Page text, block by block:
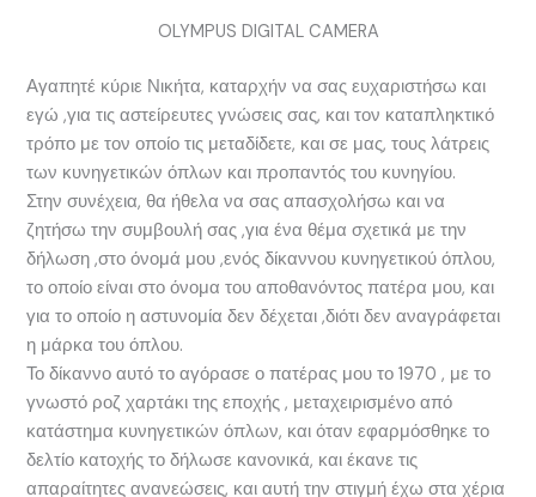
OLYMPUS DIGITAL CAMERA
Αγαπητέ κύριε Νικήτα, καταρχήν να σας ευχαριστήσω και
εγώ ,για τις αστείρευτες γνώσεις σας, και τον καταπληκτικό
τρόπο με τον οποίο τις μεταδίδετε, και σε μας, τους λάτρεις
των κυνηγετικών όπλων και προπαντός του κυνηγίου.
Στην συνέχεια, θα ήθελα να σας απασχολήσω και να
ζητήσω την συμβουλή σας ,για ένα θέμα σχετικά με την
δήλωση ,στο όνομά μου ,ενός δίκαννου κυνηγετικού όπλου,
το οποίο είναι στο όνομα του αποθανόντος πατέρα μου, και
για το οποίο η αστυνομία δεν δέχεται ,διότι δεν αναγράφεται
η μάρκα του όπλου.
Το δίκαννο αυτό το αγόρασε ο πατέρας μου το 1970 , με το
γνωστό ροζ χαρτάκι της εποχής , μεταχειρισμένο από
κατάστημα κυνηγετικών όπλων, και όταν εφαρμόσθηκε το
δελτίο κατοχής το δήλωσε κανονικά, και έκανε τις
απαραίτητες ανανεώσεις, και αυτή την στιγμή έχω στα χέρια